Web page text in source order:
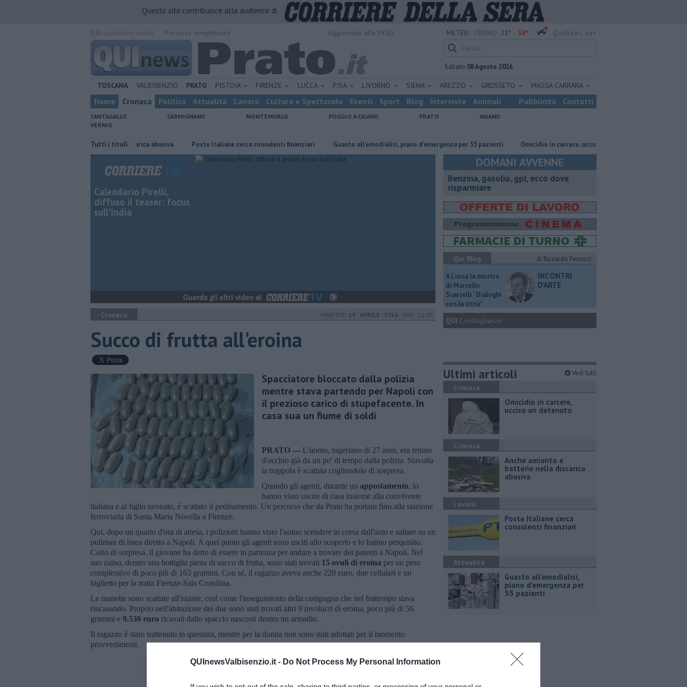
QUInewsValbisenzio.it - Do Not Process My Personal Information
Questo sito contribuisce alla audience di
METEO: 23° 35°
Sabato 08 Agosto 2026
TOSCANA VALBISENZIO PRATO PISTOIA FIRENZE LUCCA PISA LIVORNO SIENA AREZZO GROSSETO MASSA CARRARA
Home Cronaca Politica Attualità Lavoro Cultura e Spettacolo Eventi Sport Blog Interviste Animali Pubblicità Contatti
CANTAGALLO CARMIGNANO MONTEMURLO POGGIO A CAIANO PRATO
VAIANO
VERNIO
Tutti i titoli:
Anche amianto e batterie nella discarica abusiva Poste Italiane cerca consulenti finanziari Guasto all'emodialisi, piano d'emergenza per 55 pazienti Omicidio in carcere, ucciso un detenuto
Calendario Pirelli,
diffuso il teaser: focus
sull'India
Cronaca MARTEDÌ 19 APRILE 2016 ORE 11:05
Succo di frutta all'eroina
Spacciatore bloccato dalla polizia
mentre stava partendo per Napoli con
il prezioso carico di stupefacente. In
casa sua un fiume di soldi
PRATO — L'uomo, nigeriano di 27 anni, era tenuto
d'occhio già da un po' di tempo dalla polizia. Stavolta
la trappola è scattata cogliendolo di sorpresa.
Quando gli agenti, durante un appostamento, lo
hanno visto uscire di casa insieme alla convivente
italiana e al figlio neonato, è scattato il pedinamento. Un percorso che da Prato ha portato fino alla stazione
ferroviaria di Santa Maria Novella a Firenze.
Qui, dopo un quarto d'ora di attesa, i poliziotti hanno visto l'uomo scendere in corsa dall'auto e saltare su un
pullman di linea diretto a Napoli. A quel punto gli agenti sono usciti allo scoperto e lo hanno perquisito.
Colto di sorpresa, il giovane ha detto di essere in partenza per andare a trovare dei parenti a Napoli. Nel
suo zaino, dentro una bottiglia piena di succo di frutta, sono stati trovati 15 ovuli di eroina per un peso
complessivo di poco più di 163 grammi. Con sé, il ragazzo aveva anche 220 euro, due cellulari e un
biglietto per la tratta Firenze-Sala Consilina.
Le manette sono scattate all'istante, così come l'inseguimento della compagna che nel frattempo stava
rincasando. Proprio nell'abitazione dei due sono stati trovati altri 9 involucri di eroina, poco più di 56
grammi e 9.530 euro ricavati dallo spaccio nascosti dentro un armadio.
Il ragazzo è stato trattenuto in questura, mentre per la donna non sono stati adottati per il momento
provvedimenti.
DOMANI AVVENNE
​Benzina, gasolio, gpl, ecco dove
risparmiare
Qui Blog
di Riccardo Ferrucci
A Lucca la mostra
di Marcello
Scarselli “Dialoghi
con la città"
INCONTRI
D'ARTE
QUI Condoglianze
Ultimi articoli Vedi tutti
Cronaca
Omicidio in carcere,
ucciso un detenuto
Cronaca
Anche amianto e
batterie nella discarica
abusiva
Lavoro
Poste Italiane cerca
consulenti finanziari
Attualità
Guasto all'emodialisi,
piano d'emergenza per
55 pazienti